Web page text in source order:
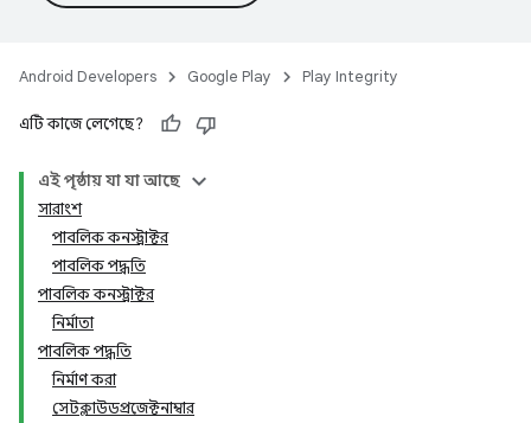
Android Developers Google Play Play Integrity
এটি কাজে লেগেছে?
এই পৃষ্ঠায় যা যা আছে
সারাংশ
পাবলিক কনস্ট্রাক্টর
পাবলিক পদ্ধতি
পাবলিক কনস্ট্রাক্টর
নির্মাতা
পাবলিক পদ্ধতি
নির্মাণ করা
সেটক্লাউডপ্রজেক্টনাম্বার